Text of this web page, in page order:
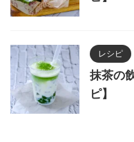
レシピ
抹茶の
ピ】